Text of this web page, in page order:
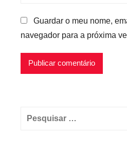
Guardar o meu nome,
navegador para a próxima
Pesquisar